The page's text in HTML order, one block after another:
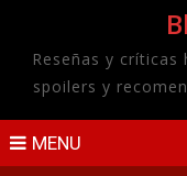
Reseñas y
spoilers y
MENU